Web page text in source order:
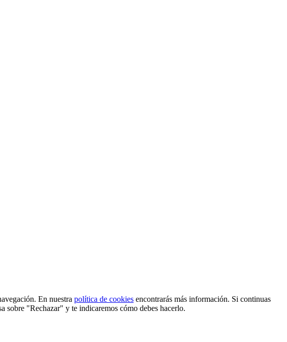
En nuestra política de cookies encontrarás más información. Si continuas
sobre "Rechazar" y te indicaremos cómo debes hacerlo.